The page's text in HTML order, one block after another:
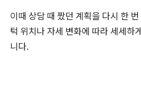
이때 상담 때 짰던 계획을 다시 한
턱 위치나 자세 변화에 따라 세세하
니다.